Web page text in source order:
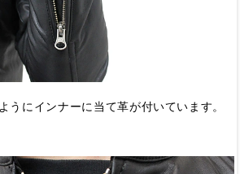
うにインナーに当て革が付いています。